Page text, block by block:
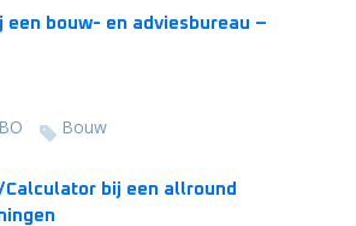
een bouw- en adviesbureau –
Bouw
bij een allround